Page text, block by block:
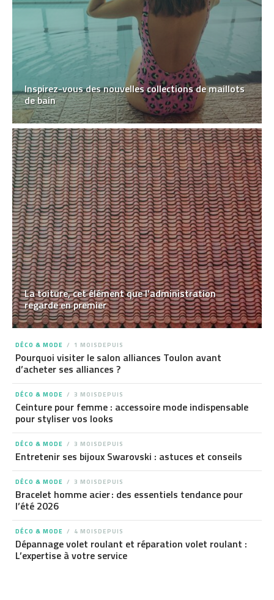
Inspirez-vous des nouvelles collections de maillots
de bain
La toiture, cet élément que l’administration
regarde en premier
DÉCO & MODE 1 MOISDEPUIS
Pourquoi visiter le salon alliances Toulon avant
d’acheter ses alliances ?
DÉCO & MODE 3 MOISDEPUIS
Ceinture pour femme : accessoire mode indispensable
pour styliser vos looks
DÉCO & MODE 3 MOISDEPUIS
Entretenir ses bijoux Swarovski : astuces et conseils
DÉCO & MODE 3 MOISDEPUIS
Bracelet homme acier : des essentiels tendance pour
l’été 2026
DÉCO & MODE 4 MOISDEPUIS
Dépannage volet roulant et réparation volet roulant :
L’expertise à votre service